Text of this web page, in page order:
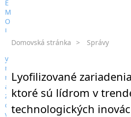
Domovská stránka > Správy
Lyofilizované
ktoré sú lídrom v
technologických